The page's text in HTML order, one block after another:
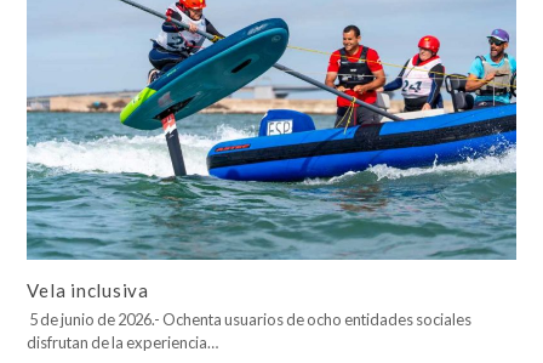
Vela inclusiva
5 de junio de 2026.- Ochenta usuarios de ocho entidades sociales
disfrutan de la experiencia…